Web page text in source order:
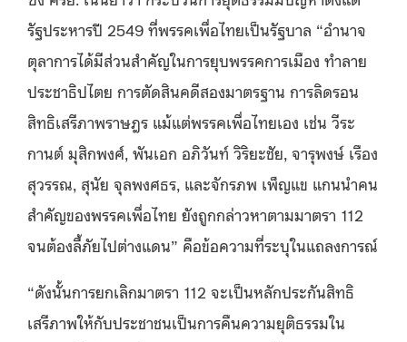
รัฐประหารปี 2549 ที่พรรคเพื่อไทยเป็นรัฐบาล “อำนาจ
ตุลาการได้มีส่วนสำคัญในการยุบพรรคการเมือง ทำลาย
ประชาธิปไตย การตัดสินคดีสองมาตรฐาน การลิดรอน
สิทธิเสรีภาพราษฎร แม้แต่พรรคเพื่อไทยเอง เช่น วีระ
กานต์ มุสิกพงศ์, พันเอก อภิวันท์ วิริยะชัย, จารุพงษ์ เรือง
สุวรรณ, สุนัย จุลพงศธร, และจักรภพ เพ็ญแข แกนนำคน
สำคัญของพรรคเพื่อไทย ยังถูกกล่าวหาตามมาตรา 112
จนต้องลี้ภัยไปต่างแดน” คือข้อความที่ระบุในแถลงการณ์
“ดังนั้นการยกเลิกมาตรา 112 จะเป็นหลักประกันสิทธิ
เสรีภาพให้กับประชาชนเป็นการคืนความยุติธรรมใน